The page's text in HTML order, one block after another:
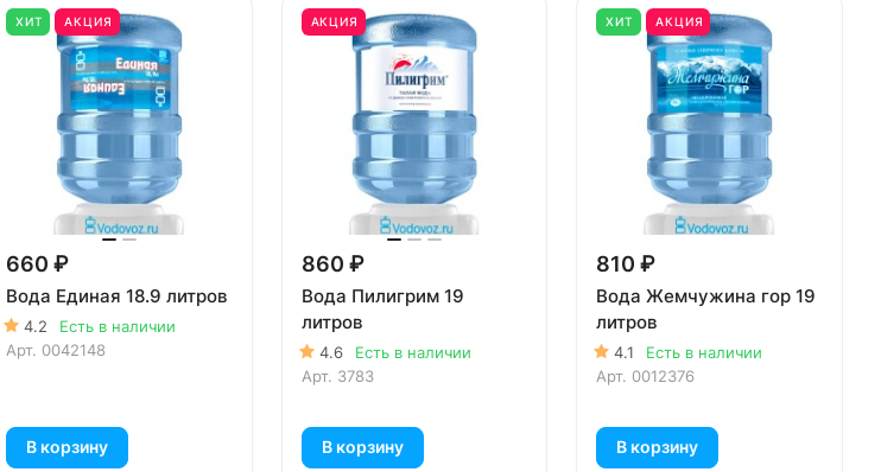
ХИТ АКЦИЯ
660 ₽
Вода Единая 18.9 литров
4.2
Есть в наличии
Арт. 0042148
В корзину
АКЦИЯ
860 ₽
Вода Пилигрим 19
литров
4.6
Есть в наличии
Арт. 3783
В корзину
ХИТ АКЦИЯ
810 ₽
Вода Жемчужина гор 19
литров
4.1
Есть в наличии
Арт. 0012376
В корзину